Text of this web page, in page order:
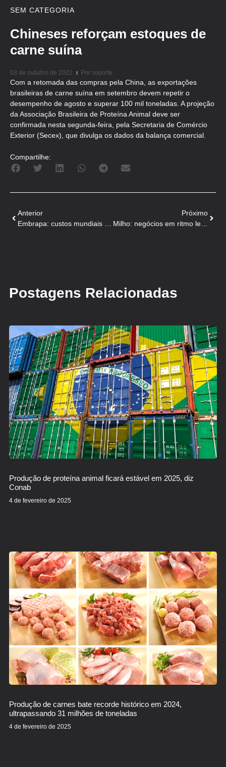
SEM CATEGORIA
Chineses reforçam estoques de
carne suína
03 de outubro de 2022 Por suporte
Com a retomada das compras pela China, as exportações
brasileiras de carne suína em setembro devem repetir o
desempenho de agosto e superar 100 mil toneladas. A projeção
da Associação Brasileira de Proteína Animal deve ser
confirmada nesta segunda-feira, pela Secretaria de Comércio
Exterior (Secex), que divulga os dados da balança comercial.
Compartilhe:
Anterior
Próximo
Milho: negócios em ritmo lento e preços estáveis
Postagens Relacionadas
Produção de proteína animal ficará estável em 2025, diz
Conab
4 de fevereiro de 2025
Produção de carnes bate recorde histórico em 2024,
ultrapassando 31 milhões de toneladas
4 de fevereiro de 2025